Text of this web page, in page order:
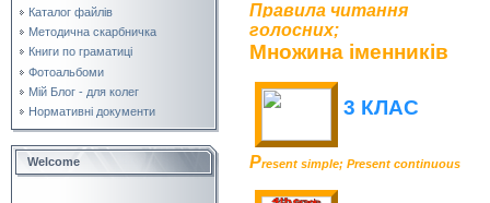
Каталог файлів
Методична скарбничка
Книги по граматиці
Фотоальбоми
Мій Блог - для колег
Нормативні документи
Welcome
Правила читання
голосних;
Множина іменників
3 КЛАС
Present simple; Present continuous